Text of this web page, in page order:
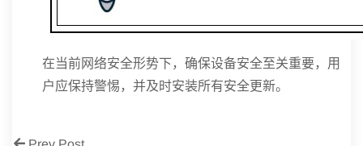
在当前网络安全形势下，确保设备安全至关重要，用
户应保持警惕，并及时安装所有安全更新。